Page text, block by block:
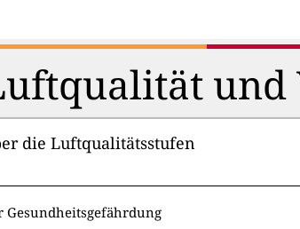
und
die Luftqualitätsstufen